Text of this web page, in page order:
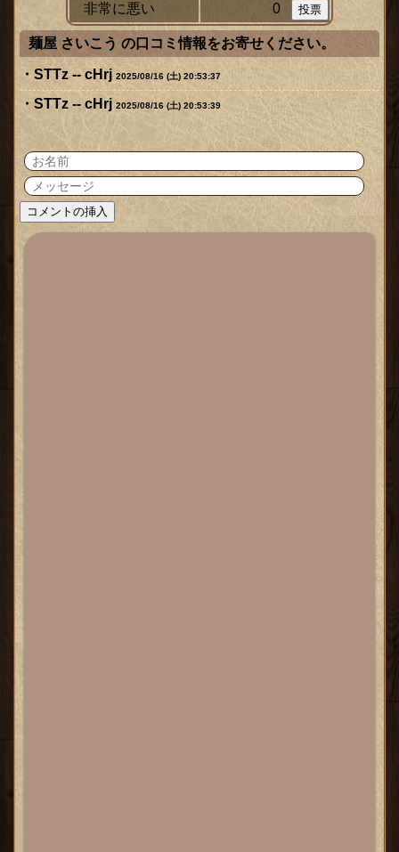
非常に悪い
0
麺屋 さいこう の口コミ情報をお寄せください。
STTz -- cHrj 2025/08/16 (土) 20:53:37
STTz -- cHrj2025/08/16 (土) 20:53:39
クス